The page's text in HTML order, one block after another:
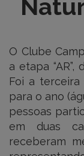
O Clube
a etapa
Foi a terceira
para o ano
pessoas
em duas
receberam